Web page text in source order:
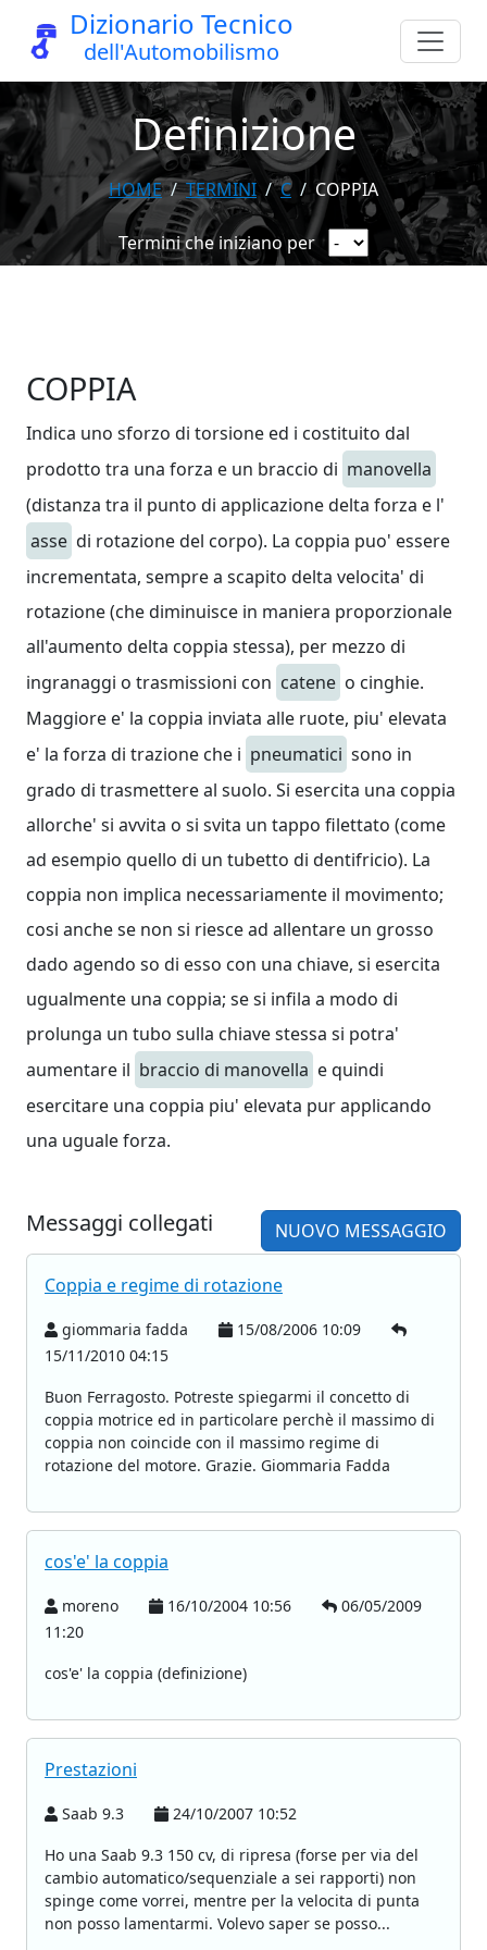
Dizionario Tecnico
dell'Automobilismo
Definizione
HOME TERMINI C COPPIA
Termini che iniziano per
COPPIA
Indica uno sforzo di torsione ed i costituito dal
prodotto tra una forza e un braccio di manovella
(distanza tra il punto di applicazione delta forza e l'
asse di rotazione del corpo). La coppia puo' essere
incrementata, sempre a scapito delta velocita' di
rotazione (che diminuisce in maniera proporzionale
all'aumento delta coppia stessa), per mezzo di
ingranaggi o trasmissioni con catene o cinghie.
Maggiore e' la coppia inviata alle ruote, piu' elevata
e' la forza di trazione che i pneumatici sono in
grado di trasmettere al suolo. Si esercita una coppia
allorche' si avvita o si svita un tappo filettato (come
ad esempio quello di un tubetto di dentifricio). La
coppia non implica necessariamente il movimento;
cosi anche se non si riesce ad allentare un grosso
dado agendo so di esso con una chiave, si esercita
ugualmente una coppia; se si infila a modo di
prolunga un tubo sulla chiave stessa si potra'
aumentare il braccio di manovella e quindi
esercitare una coppia piu' elevata pur applicando
una uguale forza.
Messaggi collegati NUOVO MESSAGGIO
Coppia e regime di rotazione
giommaria fadda
15/08/2006 10:09
15/11/2010 04:15
Buon Ferragosto. Potreste spiegarmi il concetto di
coppia motrice ed in particolare perchè il massimo di
coppia non coincide con il massimo regime di
rotazione del motore. Grazie. Giommaria Fadda
cos'e' la coppia
moreno 16/10/2004 10:56
06/05/2009
11:20
cos'e' la coppia (definizione)
Prestazioni
Saab 9.3
24/10/2007 10:52
Ho una Saab 9.3 150 cv, di ripresa (forse per via del
cambio automatico/sequenziale a sei rapporti) non
spinge come vorrei, mentre per la velocita di punta
non posso lamentarmi. Volevo saper se posso...